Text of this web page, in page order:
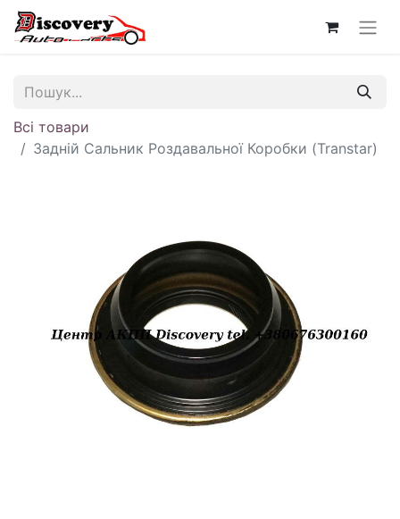
Всі товари
Задній Сальник Роздавальної Коробки (Transtar)